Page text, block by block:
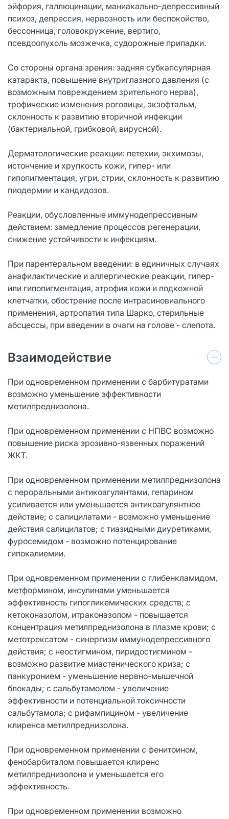
эйфория, галлюцинации, маниакально-депрессивный
психоз, депрессия, нервозность или беспокойство,
бессонница, головокружение, вертиго,
псевдоопухоль мозжечка, судорожные припадки.
Со стороны органа зрения: задняя субкапсулярная
катаракта, повышение внутриглазного давления (с
возможным повреждением зрительного нерва),
трофические изменения роговицы, экзофтальм,
склонность к развитию вторичной инфекции
(бактериальной, грибковой, вирусной).
Дерматологические реакции: петехии, экхимозы,
истончение и хрупкость кожи, гипер- или
гипопигментация, угри, стрии, склонность к развитию
пиодермии и кандидозов.
Реакции, обусловленные иммунодепрессивным
действием: замедление процессов регенерации,
снижение устойчивости к инфекциям.
При парентеральном введении: в единичных случаях
анафилактические и аллергические реакции, гипер-
или гипопигментация, атрофия кожи и подкожной
клетчатки, обострение после интрасиновиального
применения, артропатия типа Шарко, стерильные
абсцессы, при введении в очаги на голове - слепота.
Взаимодействие
При одновременном применении с барбитуратами
возможно уменьшение эффективности
метилпреднизолона.
При одновременном применении с НПВС возможно
повышение риска эрозивно-язвенных поражений
ЖКТ.
При одновременном применении метилпреднизолона
с пероральными антикоагулянтами, гепарином
усиливается или уменьшается антикоагулянтное
действие; с салицилатами - возможно уменьшение
действия салицилатов; с тиазидными диуретиками,
фуросемидом - возможно потенцирование
гипокалиемии.
При одновременном применении с глибенкламидом,
метформином, инсулинами уменьшается
эффективность гипогликемических средств; с
кетоконазолом, итраконазолом - повышается
концентрация метилпреднизолона в плазме крови; с
метотрексатом - синергизм иммунодепрессивного
действия; с неостигмином, пиридостигмином -
возможно развитие миастенического криза; с
панкуронием - уменьшение нервно-мышечной
блокады; с сальбутамолом - увеличение
эффективности и потенциальной токсичности
сальбутамола; с рифампицином - увеличение
клиренса метилпреднизолона.
При одновременном применении с фенитоином,
фенобарбиталом повышается клиренс
метилпреднизолона и уменьшается его
эффективность.
При одновременном применении возможно